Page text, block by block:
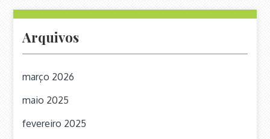
Arquivos
março 2026
maio 2025
fevereiro 2025